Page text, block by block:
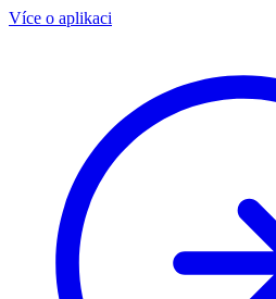
Více o aplikaci